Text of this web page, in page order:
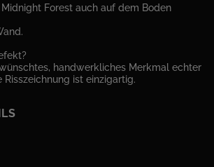
Midnight Forest auch auf dem Boden
handwerkliches Merkmal echter
ist einzigartig.